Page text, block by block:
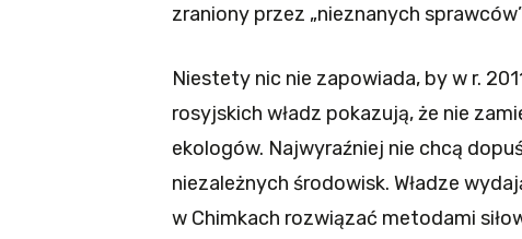
zraniony przez „nieznanych
Niestety nic nie zapowiada, by w r.
rosyjskich władz pokazują, że nie
ekologów. Najwyraźniej nie chcą
niezależnych środowisk. Władze
w Chimkach rozwiązać metodami